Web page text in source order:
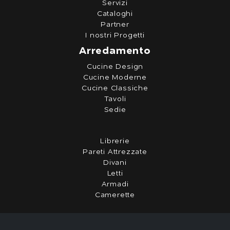
Servizi
Cataloghi
Partner
I nostri Progetti
Arredamento
Cucine Design
Cucine Moderne
Cucine Classiche
Tavoli
Sedie
Librerie
Pareti Attrezzate
Divani
Letti
Armadi
Camerette